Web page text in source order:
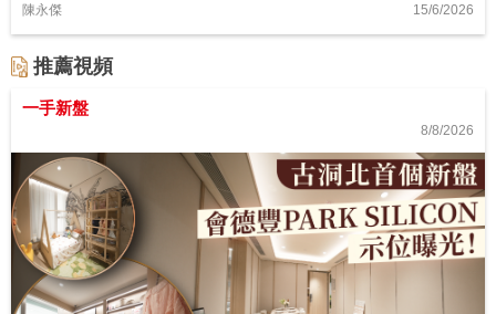
陳永傑 15/6/2026
推薦視頻
一手新盤
8/8/2026